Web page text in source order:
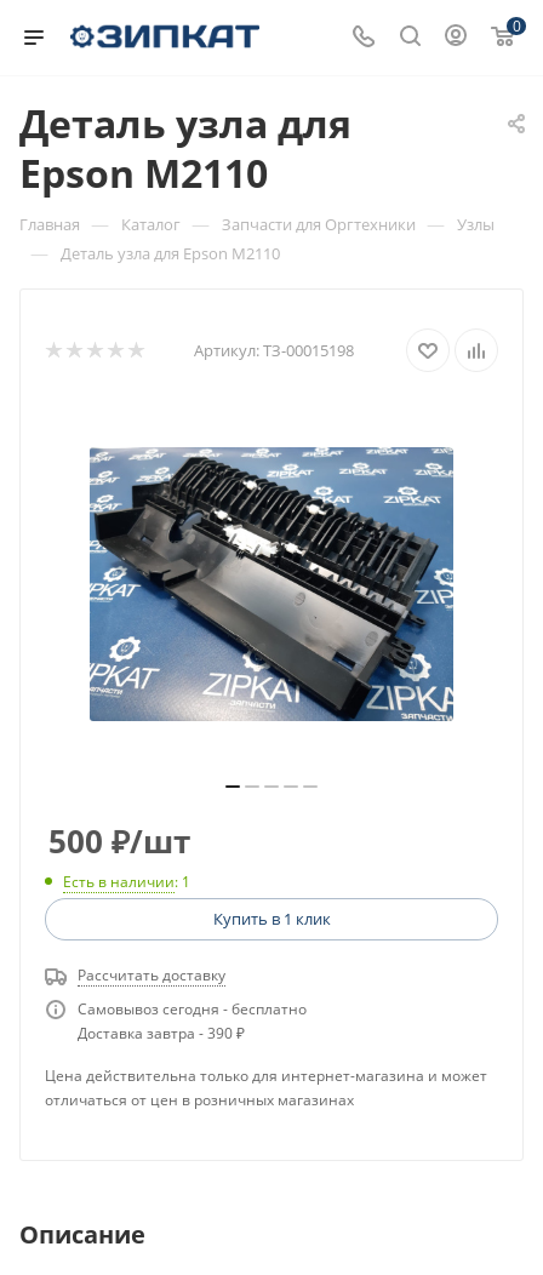
0
Деталь узла для
Epson М2110
Главная — Каталог — Запчасти для Оргтехники — Узлы
— Деталь узла для Epson М2110
Артикул:ТЗ-00015198
500 ₽/шт
Есть в наличии: 1
Купить в 1 клик
Рассчитать доставку
Самовывоз сегодня - бесплатно
Доставка завтра - 390 ₽
Цена действительна только для интернет-магазина и может
отличаться от цен в розничных магазинах
Описание